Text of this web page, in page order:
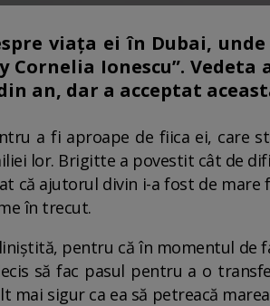
viața ei în Dubai,
Ionescu”.
an, dar a acceptat
a fi aproape de fiica ei, care
lor. Brigitte a povestit cât de
că ajutorul divin i-a fost de mare
în trecut.
pentru că în momentul de
să fac pasul pentru a o
mai sigur ca ea să petreacă